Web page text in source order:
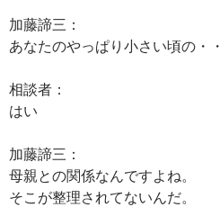
加藤諦三：
あなたのやっぱり小さい頃の・・
相談者：
はい
加藤諦三：
母親との関係なんですよね。
そこが整理されてないんだ。